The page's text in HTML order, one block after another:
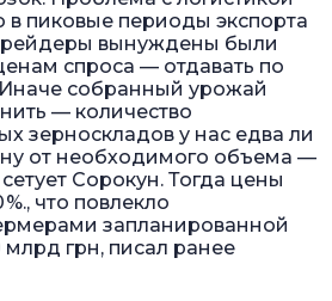
в пиковые периоды экспорта
трейдеры вынуждены были
спроса — отдавать по
собранный урожай
— количество
зерноскладов у нас едва ли
от необходимого объема —
Сорокун. Тогда цены
что повлекло
запланированной
грн, писал ранее